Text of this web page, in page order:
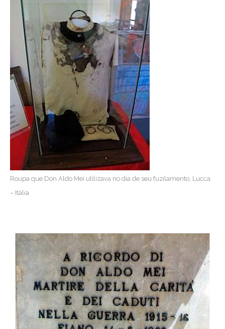
Roupa que Don Aldo Mei utilizava no dia de seu fuzilamento, Lucca
– Itália